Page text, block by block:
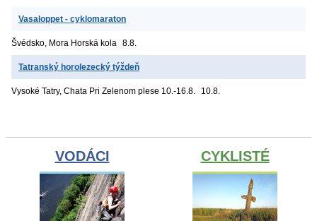
Vasaloppet - cyklomaraton
Švédsko, Mora Horská kola 8.8.
Tatranský horolezecký týždeň
Vysoké Tatry, Chata Pri Zelenom plese 10.-16.8. 10.8.
VODÁCI CYKLISTÉ